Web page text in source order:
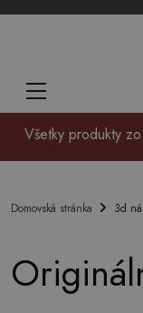
Všetky produkty
Domovská stránka 3d